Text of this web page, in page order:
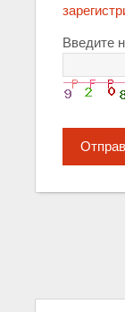
Введите